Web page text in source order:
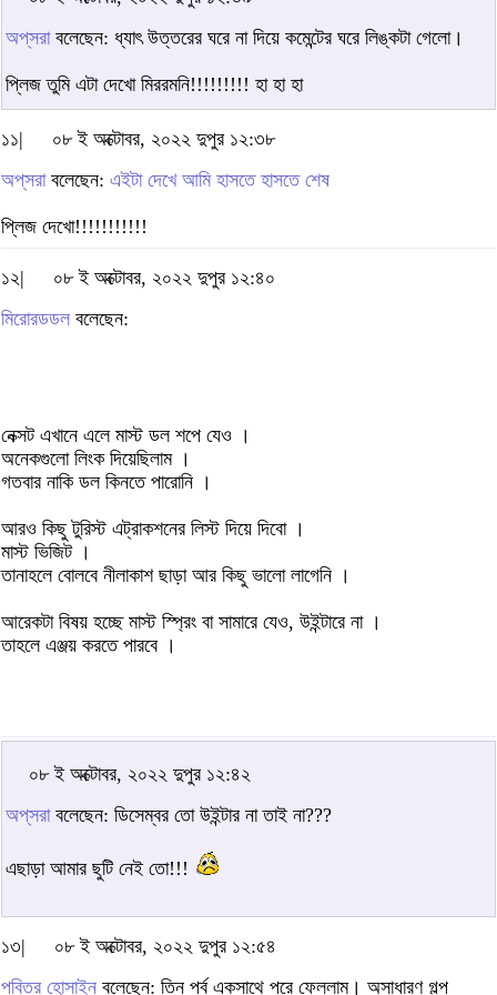
অপ্‌সরাবলেছেন: ধ্যাৎ উত্তরের ঘরে না দিয়ে কমেন্টের ঘরে লিঙ্কটা গেলো।
প্লিজ তুমি এটা দেখো মিররমনি!!!!!!!!! হা হা হা
১১|
০৮ ই অক্টোবর, ২০২২ দুপুর ১২:৩৮
অপ্‌সরাবলেছেন: এইটা দেখে আমি হাসতে হাসতে শেষ
প্লিজ দেখো!!!!!!!!!!!
১২|
০৮ ই অক্টোবর, ২০২২ দুপুর ১২:৪০
মিরোরডডল বলেছেন:
নেক্সট এখানে এলে মাস্ট ডল শপে যেও ।
অনেকগুলো লিংক দিয়েছিলাম ।
গতবার নাকি ডল কিনতে পারোনি ।
আরও কিছু টুরিস্ট এট্রাকশনের লিস্ট দিয়ে দিবো ।
মাস্ট ভিজিট ।
তানাহলে বোলবে নীলাকাশ ছাড়া আর কিছু ভালো লাগেনি ।
আরেকটা বিষয় হচ্ছে মাস্ট স্প্রিং বা সামারে যেও, উইন্টারে না ।
তাহলে এঞ্জয় করতে পারবে ।
০৮ ই অক্টোবর, ২০২২ দুপুর ১২:৪২
অপ্‌সরাবলেছেন: ডিসেম্বর তো উইন্টার না তাই না???
এছাড়া আমার ছুটি নেই তো!!!
১৩|
০৮ ই অক্টোবর, ২০২২ দুপুর ১২:৫৪
পবিত্র হোসাইন বলেছেন: তিন পর্ব একসাথে পরে ফেললাম। অসাধারণ গল্প